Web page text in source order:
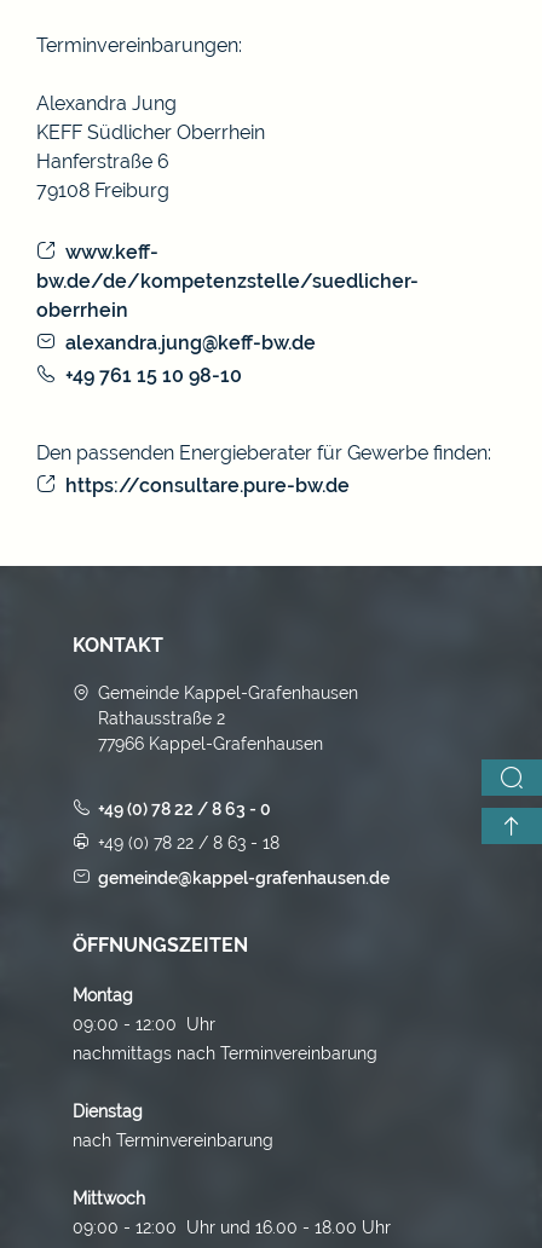
Terminvereinbarungen:
Alexandra Jung
KEFF Südlicher Oberrhein
Hanferstraße 6
79108 Freiburg
www.keff-
bw.de/de/kompetenzstelle/suedlicher-
oberrhein
alexandra.jung@keff-bw.de
+49 761 15 10 98-10
Den passenden Energieberater für Gewerbe finden:
https://consultare.pure-bw.de
KONTAKT
Gemeinde Kappel-Grafenhausen
Rathausstraße 2
77966 Kappel-Grafenhausen
+49 (0) 78 22 / 8 63 - 0
+49 (0) 78 22 / 8 63 - 18
gemeinde@kappel-grafenhausen.de
ÖFFNUNGSZEITEN
Montag
09:00 - 12:00 Uhr
nachmittags nach Terminvereinbarung
Dienstag
nach Terminvereinbarung
Mittwoch
09:00 - 12:00 Uhr und 16.00 - 18.00 Uhr